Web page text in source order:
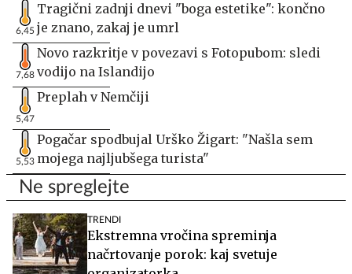
6,45
Tragični zadnji dnevi "boga estetike": končno
je znano, zakaj je umrl
7,68
Novo razkritje v povezavi s Fotopubom: sledi
vodijo na Islandijo
5,47
Preplah v Nemčiji
5,53
Pogačar spodbujal Urško Žigart: "Našla sem
mojega najljubšega turista"
Ne spreglejte
TRENDI
Ekstremna vročina spreminja
načrtovanje porok: kaj svetuje